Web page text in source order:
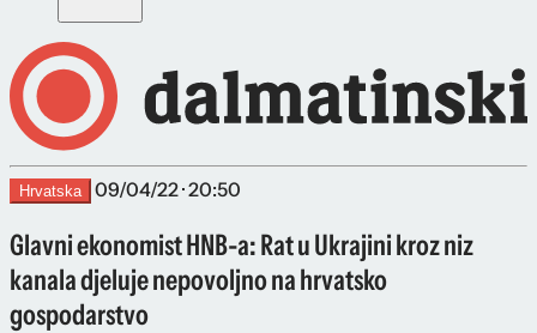
Hrvatska 09/04/22 · 20:50
Glavni ekonomist HNB-a: Rat u Ukrajini kroz niz
kanala djeluje nepovoljno na hrvatsko
gospodarstvo